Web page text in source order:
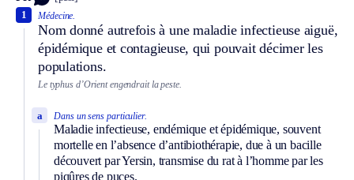
Médecine.
Nom donné autrefois à une maladie infectieuse aiguë,
épidémique et contagieuse, qui pouvait décimer les
populations.
1
Le typhus d’Orient engendrait la peste.
Dans un sens particulier.
Maladie infectieuse, endémique et épidémique, souvent
mortelle en l’absence d’antibiothérapie, due à un bacille
découvert par Yersin, transmise du rat à l’homme par les
piqûres de puces.
a